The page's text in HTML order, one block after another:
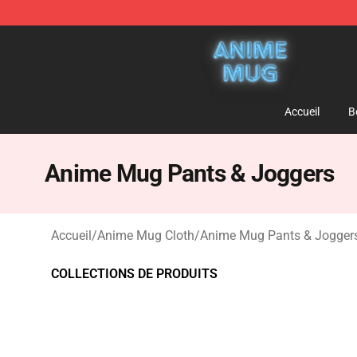
Anime Mug Shop - The Best Store of Anime Mug
Accueil
Anime Mug Pants & Joggers
Accueil/Anime Mug Cloth/Anime Mug Pants &
COLLECTIONS DE PRODUITS